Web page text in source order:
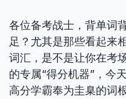
各位备考战士，背单词
足？尤其是那些看起来
词汇，是不是让你在考
的专属“得分机器”，今
高分学霸奉为圭臬的